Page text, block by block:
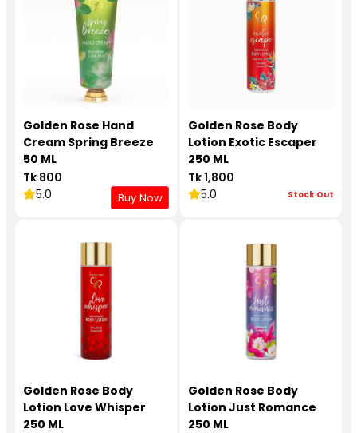
Golden Rose Hand
Cream Spring Breeze
50 ML
Tk 800
5.0
Buy Now
Golden Rose Body
Lotion Exotic Escaper
250 ML
Tk 1,800
5.0
Stock Out
Golden Rose Body
Lotion Love Whisper
250 ML
Golden Rose Body
Lotion Just Romance
250 ML